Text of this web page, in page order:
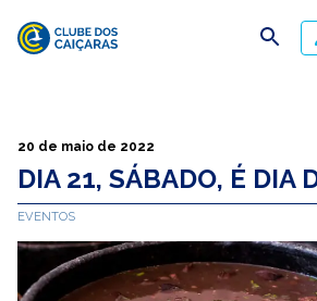
Caiçaras
busca
20 de maio de 2022
DIA 21, SÁBADO, É DIA
EVENTOS